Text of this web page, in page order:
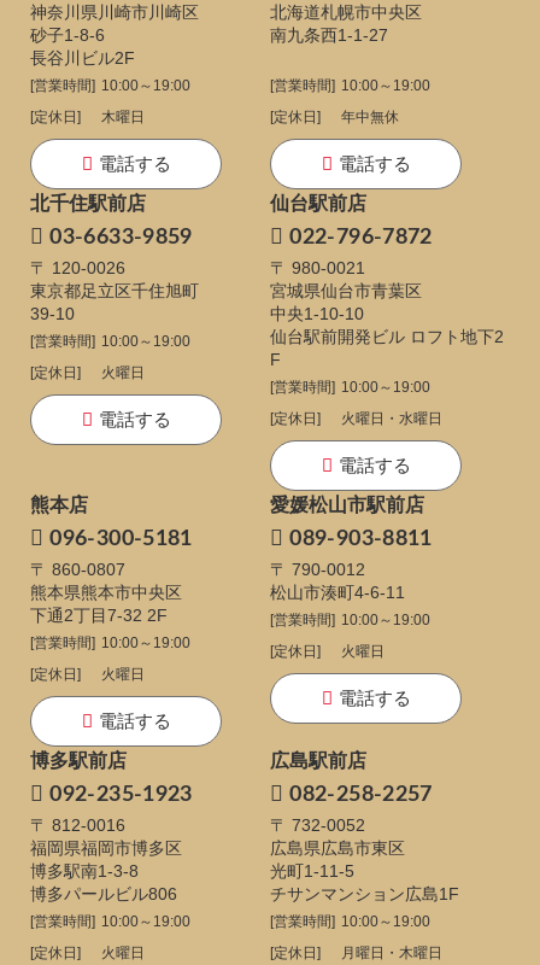
神奈川県川崎市川崎区
砂子1-8-6
長谷川ビル2F
[営業時間] 10:00～19:00
[定休日]
木曜日
電話する
北海道札幌市中央区
南九条西1-1-27
[営業時間] 10:00～19:00
[定休日]
年中無休
電話する
北千住駅前店
03-6633-9859
〒 120-0026
東京都足立区千住旭町
39-10
[営業時間] 10:00～19:00
[定休日]
火曜日
電話する
仙台駅前店
022-796-7872
〒 980-0021
宮城県仙台市青葉区
中央1-10-10
仙台駅前開発ビル ロフト地下2
F
[営業時間] 10:00～19:00
[定休日]
火曜日・水曜日
電話する
熊本店
096-300-5181
〒 860-0807
熊本県熊本市中央区
下通2丁目7-32 2F
[営業時間] 10:00～19:00
[定休日]
火曜日
電話する
愛媛松山市駅前店
089-903-8811
〒 790-0012
松山市湊町4-6-11
[営業時間] 10:00～19:00
[定休日]
火曜日
電話する
博多駅前店
092-235-1923
〒 812-0016
福岡県福岡市博多区
博多駅南1-3-8
博多パールビル806
[営業時間] 10:00～19:00
[定休日]
火曜日
広島駅前店
082-258-2257
〒 732-0052
広島県広島市東区
光町1-11-5
チサンマンション広島1F
[営業時間] 10:00～19:00
[定休日]
月曜日・木曜日